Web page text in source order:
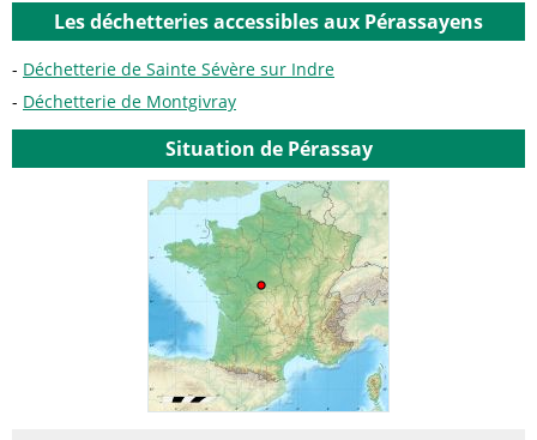
Les déchetteries accessibles aux Pérassayens
Déchetterie de Sainte Sévère sur Indre
Déchetterie de Montgivray
Situation de Pérassay